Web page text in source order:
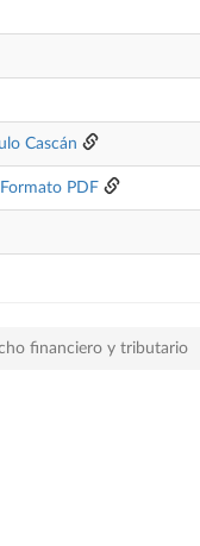
Cascán
Formato PDF
financiero y tributario